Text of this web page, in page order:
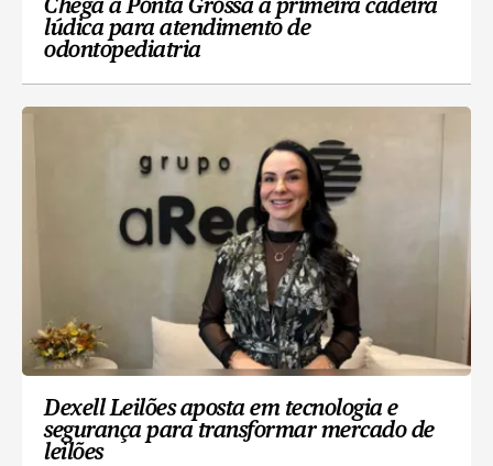
Chega a Ponta Grossa a primeira cadeira
lúdica para atendimento de
odontopediatria
Dexell Leilões aposta em tecnologia e
segurança para transformar mercado de
leilões